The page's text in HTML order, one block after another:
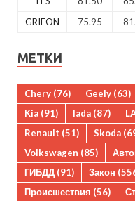
GRIFON
75.95
МЕТКИ
Chery (76) Geely (63)
Kia (91) lada (87)
Renault (51) Skoda
Volkswagen (85)
ГИБДД (91) Закон
Происшествия (56)